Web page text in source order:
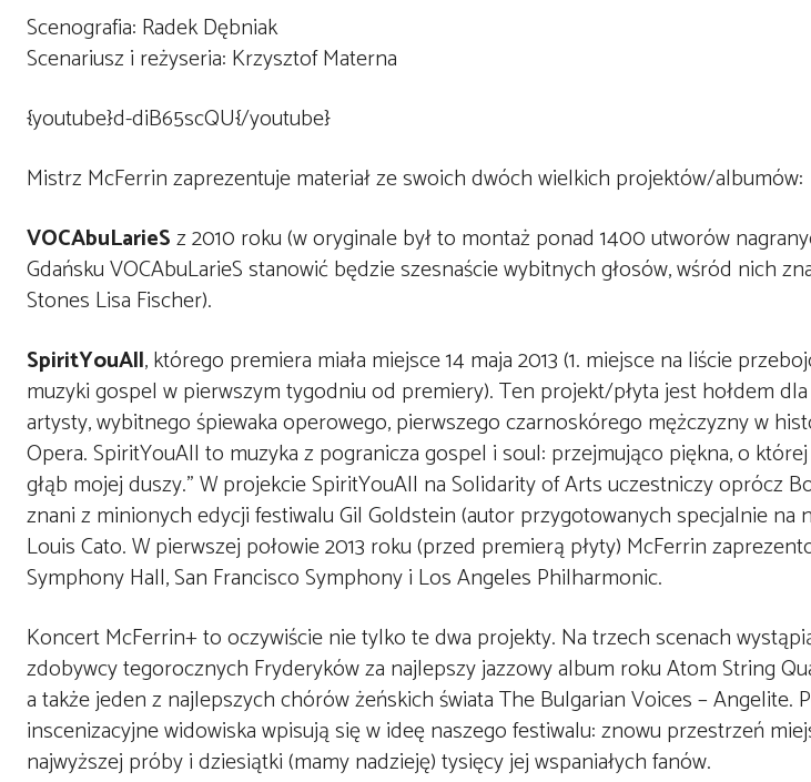
Scenografia: Radek Dębniak
Scenariusz i reżyseria: Krzysztof Materna
{youtube}d-diB65scQU{/youtube}
Mistrz McFerrin zaprezentuje materiał ze swoich dwóch wielkich projektów/albumów:
VOCAbuLarieSz 2010 roku (w oryginale był to montaż ponad 1400 utworów
Gdańsku VOCAbuLarieS stanowić będzie szesnaście wybitnych głosów, wśród nich
Stones Lisa Fischer).
SpiritYouAll, którego premiera miała miejsce 14 maja 2013 (1. miejsce na liście
muzyki gospel w pierwszym tygodniu od premiery). Ten projekt/płyta jest hołdem
artysty, wybitnego śpiewaka operowego, pierwszego czarnoskórego mężczyzny w
Opera. SpiritYouAll to muzyka z pogranicza gospel i soul: przejmująco piękna, o
głąb mojej duszy.” W projekcie SpiritYouAll na Solidarity of Arts uczestniczy oprócz
znani z minionych edycji festiwalu Gil Goldstein (autor przygotowanych specjalnie na
Louis Cato. W pierwszej połowie 2013 roku (przed premierą płyty) McFerrin
Symphony Hall, San Francisco Symphony i Los Angeles Philharmonic.
Koncert McFerrin+ to oczywiście nie tylko te dwa projekty. Na trzech scenach
zdobywcy tegorocznych Fryderyków za najlepszy jazzowy album roku Atom String
a także jeden z najlepszych chórów żeńskich świata The Bulgarian Voices – Angelite.
inscenizacyjne widowiska wpisują się w ideę naszego festiwalu: znowu przestrzeń
najwyższej próby i dziesiątki (mamy nadzieję) tysięcy jej wspaniałych fanów.